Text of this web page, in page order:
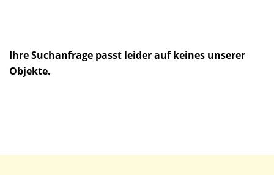
Ihre Suchanfrage passt leider auf keines unserer
Objekte.